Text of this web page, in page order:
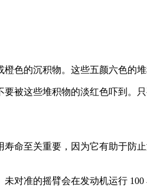
色的沉积物。这些五颜六色的
要被这些堆积物的淡红色吓到。
命至关重要，因为它有助于防
对准的摇臂会在发动机运行